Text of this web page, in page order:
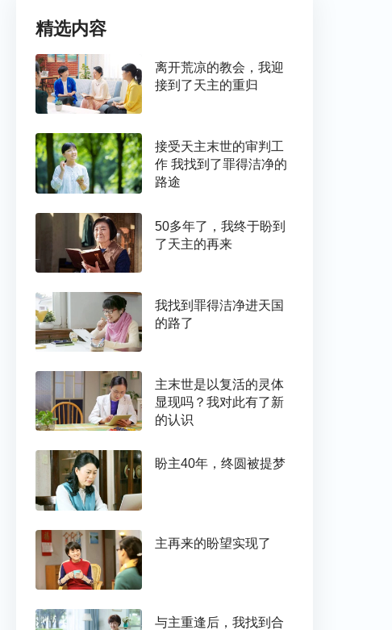
精选内容
离开荒凉的教会，我迎
接到了天主的重归
接受天主末世的审判工
作 我找到了罪得洁净的
路途
50多年了，我终于盼到
了天主的再来
我找到罪得洁净进天国
的路了
主末世是以复活的灵体
显现吗？我对此有了新
的认识
盼主40年，终圆被提梦
主再来的盼望实现了
与主重逢后，我找到合